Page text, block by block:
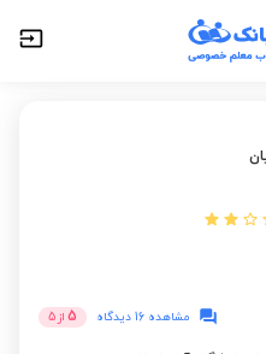
مشاهده 16 دیدگاه 5 از 5